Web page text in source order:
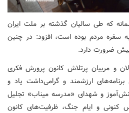
که طی سالیان گذشته بر ملت ایران
مردم بوده است، افزود: در چنین
ضرورت دارد.
و مربیان پرتلاش کانون پرورش فکری
برنامه‌های ارزشمند و گرامی‌داشت یاد و
و شهدای «مدرسه میناب» تجلیل
و ایام جنگ، ظرفیت‌های کانون